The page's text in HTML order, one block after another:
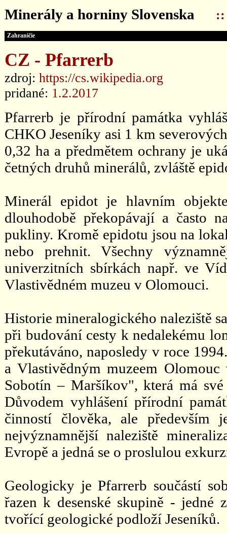
Minerály a horniny Slovenska ::
Zahraničie
CZ - Pfarrerb
zdroj: https://cs.wikipedia.org
pridané: 1.2.2017
Pfarrerb je přírodní památka
CHKO Jeseníky asi 1 km
0,32 ha a předmětem ochrany je
četných druhů minerálů, zvláště
Minerál epidot je hlavním
dlouhodobě překopávají a často
pukliny. Kromě epidotu jsou na
nebo prehnit. Všechny
univerzitních sbírkách např. ve
Vlastivědném muzeu v Olomouci.
Historie mineralogického naleziště
při budování cesty k nedalekému
překutáváno, naposledy v roce
a Vlastivědným muzeem
Sobotín – Maršíkov", která má
Důvodem vyhlášení přírodní
činností člověka, ale především
nejvýznamnější naleziště
Evropě a jedná se o proslulou
Geologicky je Pfarrerb součástí
řazen k desenské skupině - jedné
tvořící geologické podloží Jeseníků.